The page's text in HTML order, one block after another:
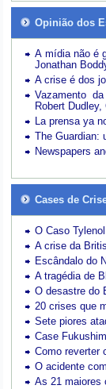
Opinião dos
A mídia não é
Jonathan
A crise é dos
Vazamento
Robert
La prensa ya
The Guardian:
Newspapers
Cases de
O Caso
A crise da
Escândalo do
A tragédia de
O desastre do
20 crises que
Sete piores
Case
Como reverter
O acidente
As 21 maiores